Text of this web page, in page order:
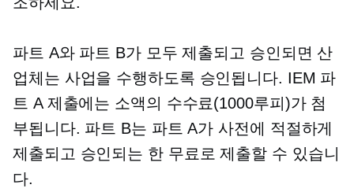
파트 A와 파트 B가 모두 제출되고 승인되면 산
업체는 사업을 수행하도록 승인됩니다. IEM 파
트 A 제출에는 소액의 수수료(1000루피)가 첨
부됩니다. 파트 B는 파트 A가 사전에 적절하게
제출되고 승인되는 한 무료로 제출할 수 있습니
다.